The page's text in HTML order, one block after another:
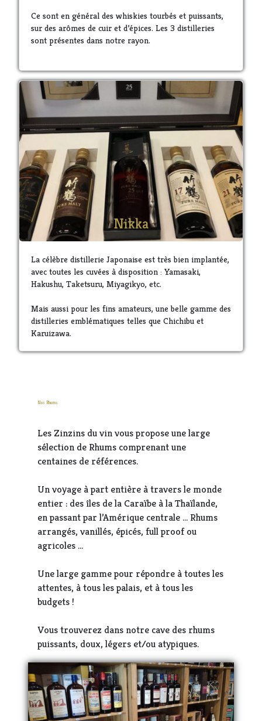
Ce sont en général des whiskies tourbés et puissants,
sur des arômes de cuir et d’épices. Les 3 distilleries
sont présentes dans notre rayon.
Nikka
La célèbre distillerie Japonaise est très bien implantée,
avec toutes les cuvées à disposition : Yamasaki,
Hakushu, Taketsuru, Miyagikyo, etc.
Mais aussi pour les fins amateurs, une belle gamme des
distilleries emblématiques telles que Chichibu et
Karuizawa.
Nos Rhums
Les Zinzins du vin vous propose une large
sélection de Rhums comprenant une
centaines de références.
Un voyage à part entière à travers le monde
entier : des îles de la Caraïbe à la Thaïlande,
en passant par l’Amérique centrale … Rhums
arrangés, vanillés, épicés, full proof ou
agricoles …
Une large gamme pour répondre à toutes les
attentes, à tous les palais, et à tous les
budgets !
Vous trouverez dans notre cave des rhums
puissants, doux, légers et/ou atypiques.